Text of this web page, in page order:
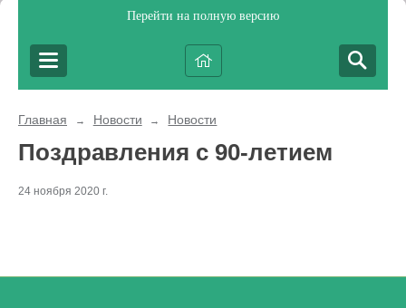
Перейти на полную версию
Главная → Новости → Новости
Поздравления с 90-летием
24 ноября 2020 г.